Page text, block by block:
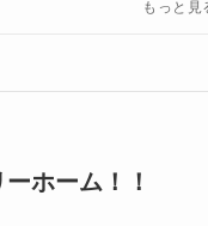
ホーム！！